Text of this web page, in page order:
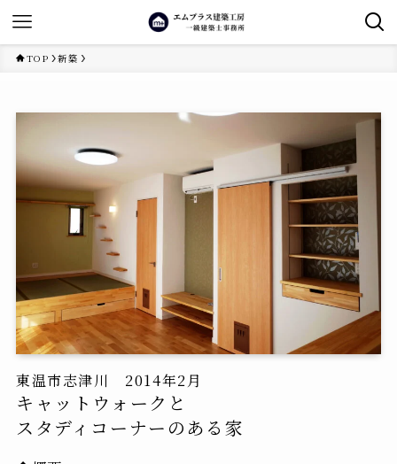
TOP 新築
東温市志津川 2014年2月
キャットウォークと
スタディコーナーのある家